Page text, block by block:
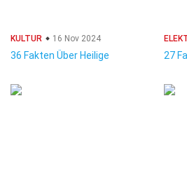
KULTUR 16 Nov 2024
36 Fakten Über Heilige 27